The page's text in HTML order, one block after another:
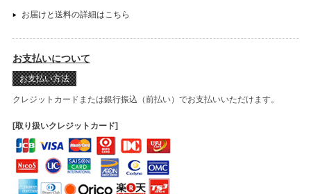
お届けと送料の詳細はこちら
お支払いについて
お支払い方法
クレジットカードまたは銀行振込（前払い）でお支払いいただけます。
[取り扱いクレジットカード]